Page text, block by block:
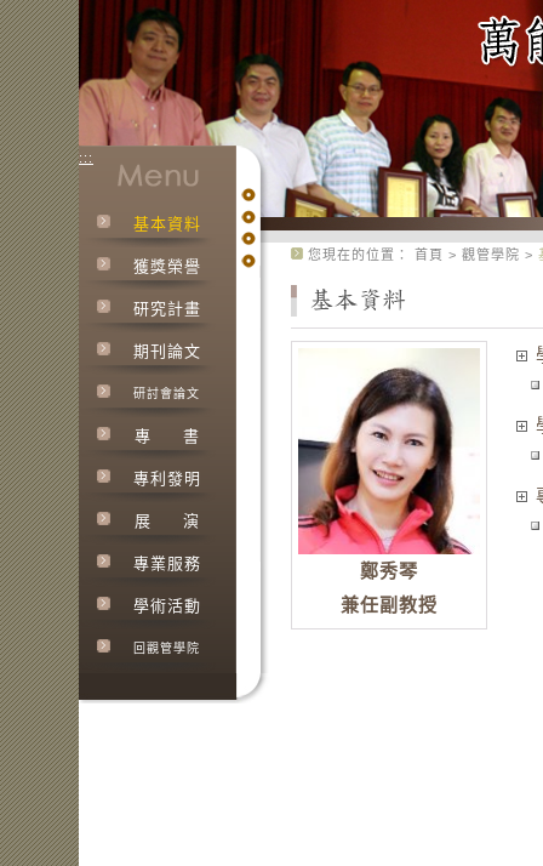
:::
基本資料
獲獎榮譽
研究計畫
期刊論文
研討會論文
專 書
專利發明
展 演
專業服務
學術活動
回觀管學院
您現在的位置： 首頁 > 觀管學院 >
鄭秀琴
兼任副教授